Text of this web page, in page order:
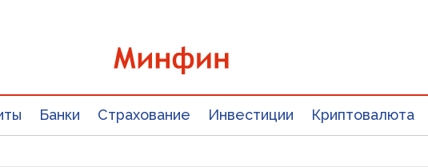
Банки Страхование Инвестиции Криптовалюта